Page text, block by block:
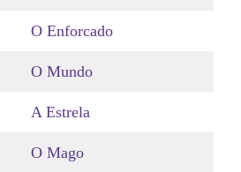
O Enforcado
O Mundo
A Estrela
O Mago